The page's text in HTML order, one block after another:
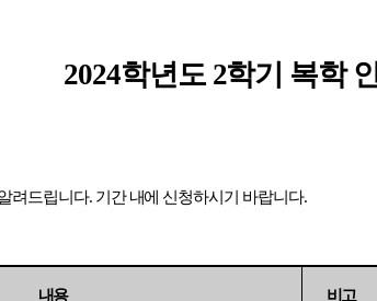
2024학년도 2학기 복학
려드립니다. 기간 내에 신청하시기 바랍니다.
내용 비고